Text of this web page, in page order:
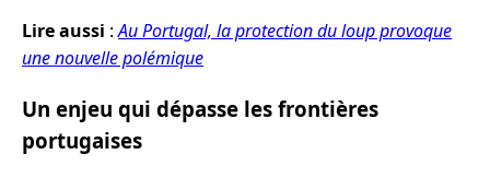
Lire aussi :Au Portugal, la protection du loup provoque
une nouvelle polémique
Un enjeu qui dépasse les frontières
portugaises